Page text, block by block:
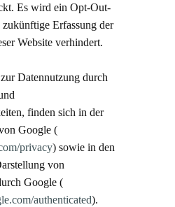
Es wird ein Opt-Out-
Erfassung der
Website verhindert.
Datennutzung durch
finden sich in der
Google (
privacy) sowie in den
von
Google (
authenticated).